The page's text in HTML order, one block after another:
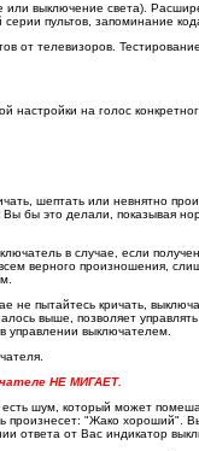
выключение света).
пультов, запоминание
от телевизоров.
на голос
шептать или невнятно
бы это делали, показывая
в случае, если
верного произношения,
не пытайтесь кричать,
выше, позволяет
управлении выключателем.
НЕ МИГАЕТ.
шум, который может
"Жако
от Вас индикатор